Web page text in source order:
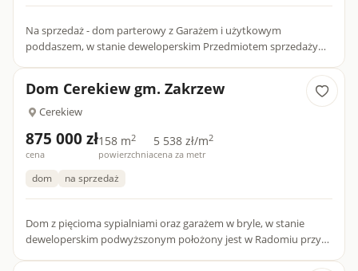
Na sprzedaż - dom parterowy z Garażem i użytkowym
poddaszem, w stanie deweloperskim Przedmiotem sprzedaży
Dom Cerekiew gm. Zakrzew
Cerekiew
875 000 zł
cena
158 m2
powierzchnia
5 538 zł/m2
cena za metr
dom na sprzedaż
Dom z pięcioma sypialniami oraz garażem w bryle, w stanie
deweloperskim podwyższonym położony jest w Radomiu przy